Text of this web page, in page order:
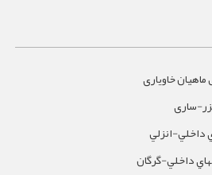
خاویاری
ساری
داخلي-انزلي
داخلي-گرگان